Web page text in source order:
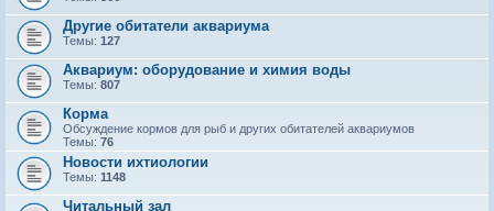
Другие обитатели аквариума
Темы: 127
Аквариум: оборудование и химия воды
Темы: 807
Корма
Обсуждение кормов для рыб и других обитателей аквариумов
Темы: 76
Новости ихтиологии
Темы: 1148
Читальный зал